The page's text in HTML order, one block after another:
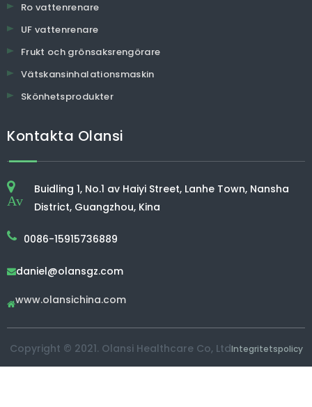
Ro vattenrenare
UF vattenrenare
Frukt och grönsaksrengörare
Vätskansinhalationsmaskin
Skönhetsprodukter
Kontakta Olansi
Av
Buidling 1, No.1 av Haiyi Street, Lanhe Town, Nansha
District, Guangzhou, Kina
0086-15915736889
daniel@olansgz.com
www.olansichina.com
Copyright © 2021. Olansi Healthcare Co, LtdIntegritetspolicy